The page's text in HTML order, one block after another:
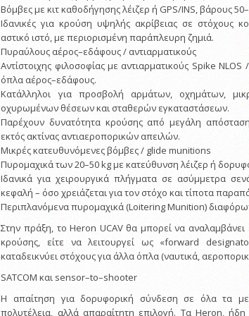
Βόμβες με κιτ καθοδήγησης λέιζερ ή GPS/INS, βάρους
Ιδανικές για κρούση υψηλής ακρίβειας σε στόχους
αστικό ιστό, με περιορισμένη παράπλευρη ζημιά.
Πυραύλους αέρος–εδάφους / αντιαρματικούς
Αντίστοιχης φιλοσοφίας με αντιαρματικούς Spike
όπλα αέρος–εδάφους.
Κατάλληλοι για προσβολή αρμάτων, οχημάτων,
οχυρωμένων θέσεων και σταθερών εγκαταστάσεων.
Παρέχουν δυνατότητα κρούσης από μεγάλη
εκτός ακτίνας αντιαεροπορικών απειλών.
Μικρές κατευθυνόμενες βόμβες / glide munitions
Πυρομαχικά των 20–50 kg με κατεύθυνση λέιζερ ή
Ιδανικά για χειρουργικά πλήγματα σε ασύμμετρα
κεφαλή – όσο χρειάζεται για τον στόχο και τίποτα
Περιπλανόμενα πυρομαχικά (Loitering Munition)
Στην πράξη, το Heron UCAV θα μπορεί να αναλαμβάνει
κρούσης, είτε να λειτουργεί ως «forward
καταδεικνύει στόχους για άλλα όπλα (ναυτικά,
SATCOM και sensor–to–shooter
Η απαίτηση για δορυφορική σύνδεση σε όλα τα
πολυτέλεια, αλλά απαραίτητη επιλογή. Τα Heron, ήδη